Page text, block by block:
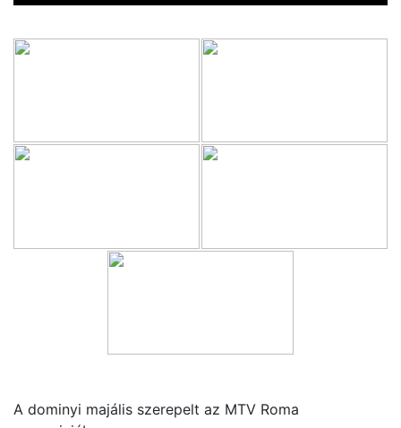
A dominyi majális szerepelt az MTV Roma